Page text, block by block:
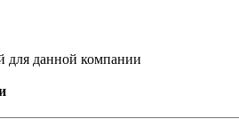
для данной компании